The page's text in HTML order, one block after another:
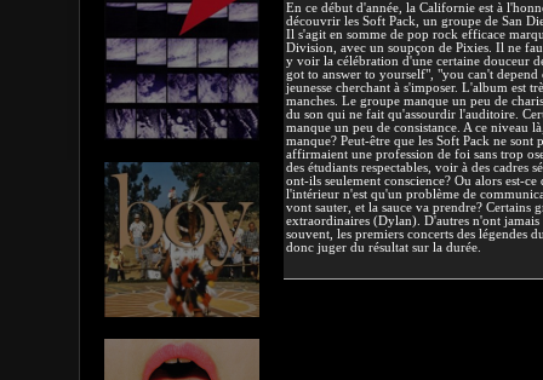
En ce début d'année, la Californie est à
découvrir les Soft Pack, un groupe de San
Il s'agit en somme de pop rock efficace
Division, avec un soupçon de Pixies. Il ne
y voir la célébration d'une certaine douceur
got to answer to yourself", "you can't
jeunesse cherchant à s'imposer. L'album est
manches. Le groupe manque un peu de
du son qui ne fait qu'assourdir l'auditoire.
manque un peu de consistance. A ce niveau
manque? Peut-être que les Soft Pack ne sont
affirmaient une profession de foi sans trop
des étudiants respectables, voir à des
ont-ils seulement conscience? Ou alors est-
l'intérieur n'est qu'un problème de
vont sauter, et la sauce va prendre? Certains
extraordinaires (Dylan). D'autres n'ont
souvent, les premiers concerts des légendes
donc juger du résultat sur la durée.